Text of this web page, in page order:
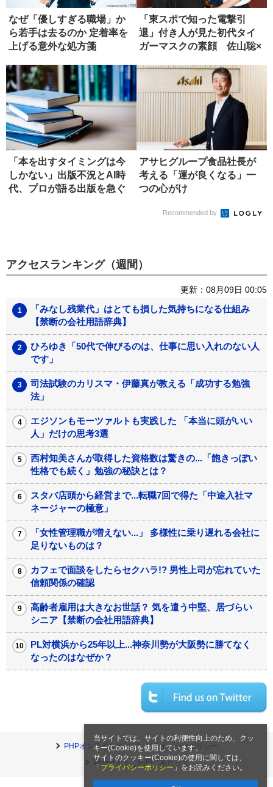
当サイトでは、サイトの利便性向上のため、クッ
キー(Cookie)を使用しています。
サイトのクッキー(Cookie)の使用に関しては、
「 プライバシーポリシー 」をお読みください。
なぜ「優しすぎる職場」か
ら若手は去るのか 定着率を
上げる意外な処方箋
「東スポで知った電撃引
退」付き人が見た初代タイ
ガーマスクの素顔 佐山聡×
「本を出すタイミングは今
しかない」出版不況とAI時
代、プロが語る出版を急ぐ
アサヒグループ食品社長が
考える「運が良くなる」一
つの心がけ
Recommended by
アクセスランキング（週間）
更新：08月09日 00:05
「みなし残業代」はとても損した気持ちになる仕組み
【禁断の会社用語辞典】
ひろゆき「50代で伸びるのは、仕事に思い入れのない人
です」
司法試験のカリスマ・伊藤真が教える「成功する勉強
法」
エジソンもモーツァルトも実践した 「本当に頭がいい
人」だけの思考3選
西村知美さんが取得した資格数は驚きの...「飽きっぽい
性格でも続く」勉強の秘訣とは？
スタバ店頭から経営まで...転職7回で得た「中途入社マ
ネージャーの極意」
「女性管理職が増えない...」 多様性に乗り遅れる会社に
足りないものは？
カフェで面談をしたらセクハラ!? 男性上司が忘れていた
信頼関係の確認
高齢者雇用は大きなお世話？ 気を遣う中堅、居づらい
シニア【禁断の会社用語辞典】
PL対横浜から25年以上...神奈川勢が大阪勢に勝てなく
なったのはなぜか？
PHPオンラインとは
プライバシーポリシー
Webサイトご利用にあたって